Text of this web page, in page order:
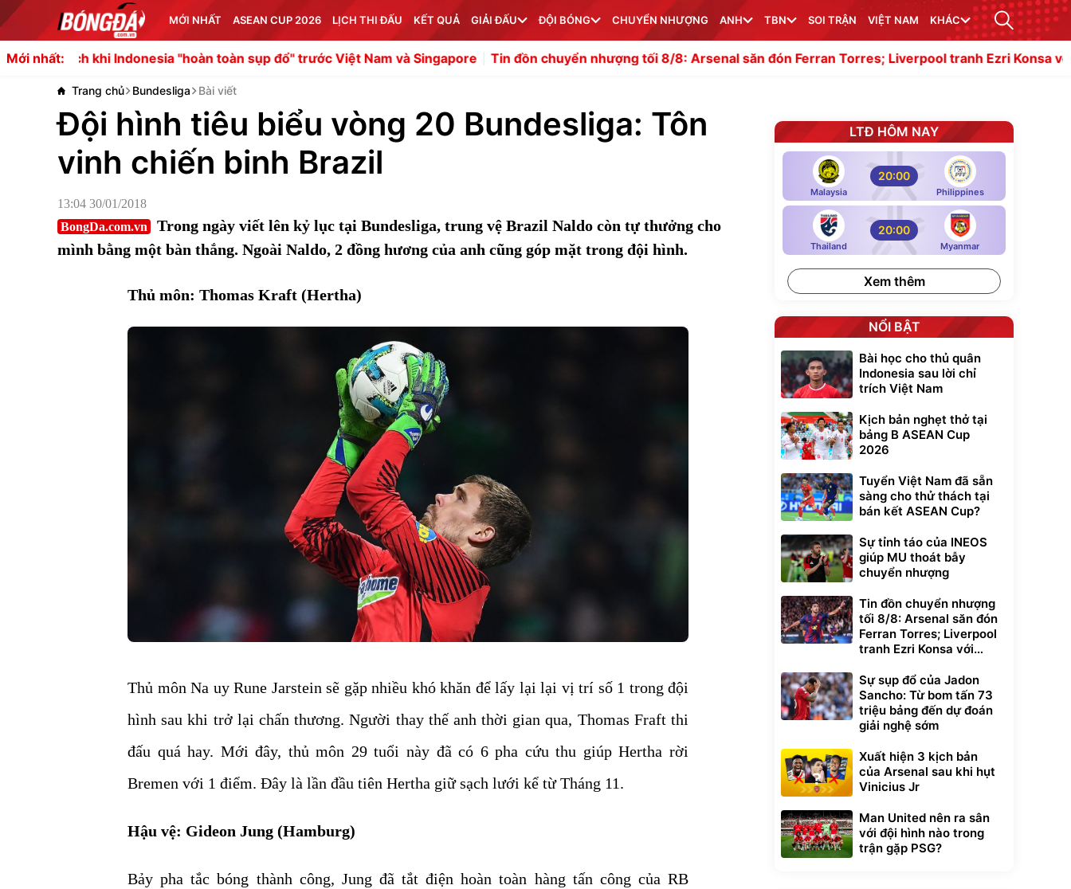
MỚI NHẤT ASEAN CUP 2026 LỊCH THI ĐẤU KẾT QUẢ GIẢI ĐẤU ĐỘI BÓNG CHUYỂN NHƯỢNG ANH TBN SOI TRẬN VIỆT NAM KHÁC
Mới nhất:
Indonesia "hoàn toàn sụp đổ" trước Việt Nam và Singapore Tin đồn chuyển nhượng tối 8/8: Arsenal săn đón Ferran Torres; Liverpool tranh Ezri Konsa với Pháo thủ
Trang chủ Bundesliga Bài viết
Đội hình tiêu biểu vòng 20 Bundesliga: Tôn
vinh chiến binh Brazil
13:04 30/01/2018
BongDa.com.vn
Trong ngày viết lên kỷ lục tại Bundesliga, trung vệ Brazil Naldo còn tự thưởng cho
mình bằng một bàn thắng. Ngoài Naldo, 2 đồng hương của anh cũng góp mặt trong đội hình.
Thủ môn: Thomas Kraft (Hertha)
Thủ môn Na uy Rune Jarstein sẽ gặp nhiều khó khăn để lấy lại lại vị trí số 1 trong đội
hình sau khi trở lại chấn thương. Người thay thế anh thời gian qua, Thomas Fraft thi
đấu quá hay. Mới đây, thủ môn 29 tuổi này đã có 6 pha cứu thu giúp Hertha rời
Bremen với 1 điểm. Đây là lần đầu tiên Hertha giữ sạch lưới kể từ Tháng 11.
Hậu vệ: Gideon Jung (Hamburg)
Bảy pha tắc bóng thành công, Jung đã tắt điện hoàn toàn hàng tấn công của RB
LTĐ HÔM NAY
Malaysia
20:00
Philippines
Thailand
20:00
Myanmar
Xem thêm
NỔI BẬT
Bài học cho thủ quân
Indonesia sau lời chỉ
trích Việt Nam
Kịch bản nghẹt thở tại
bảng B ASEAN Cup
2026
Tuyển Việt Nam đã sẵn
sàng cho thử thách tại
bán kết ASEAN Cup?
Sự tỉnh táo của INEOS
giúp MU thoát bẫy
chuyển nhượng
Tin đồn chuyển nhượng
tối 8/8: Arsenal săn đón
Ferran Torres; Liverpool
tranh Ezri Konsa với
Sự sụp đổ của Jadon
Sancho: Từ bom tấn 73
triệu bảng đến dự đoán
giải nghệ sớm
Xuất hiện 3 kịch bản
của Arsenal sau khi hụt
Vinicius Jr
Man United nên ra sân
với đội hình nào trong
trận gặp PSG?